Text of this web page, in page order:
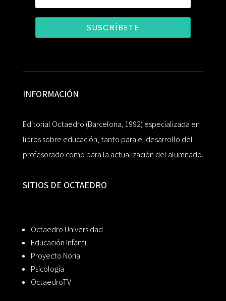
SUSCRÍBETE
INFORMACIÓN
Editorial Octaedro (Barcelona, 1992) especializada en
libros sobre educación, tanto para el desarrollo del
profesorado como para la actualización del alumnado.
SITIOS DE OCTAEDRO
Octaedro Universidad
Educación Infantil
Proyecto Noria
Psicología
OctaedroTV